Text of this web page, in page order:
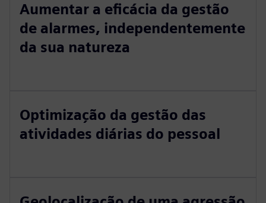
Aumentar a eficácia da gestão
de alarmes, independentemente
da sua natureza
Optimização da gestão das
atividades diárias do pessoal